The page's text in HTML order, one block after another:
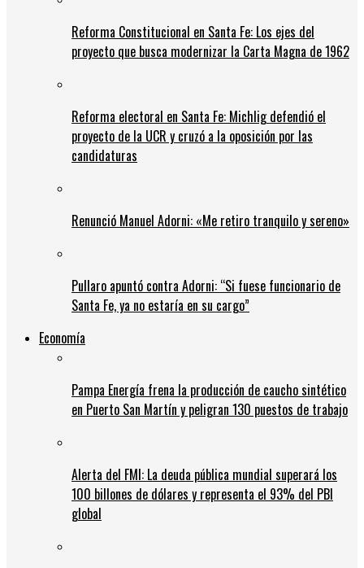
Reforma Constitucional en Santa Fe: Los ejes del
proyecto que busca modernizar la Carta Magna de 1962
Reforma electoral en Santa Fe: Michlig defendió el
proyecto de la UCR y cruzó a la oposición por las
candidaturas
Renunció Manuel Adorni: «Me retiro tranquilo y sereno»
Pullaro apuntó contra Adorni: “Si fuese funcionario de
Santa Fe, ya no estaría en su cargo”
Economía
Pampa Energía frena la producción de caucho sintético
en Puerto San Martín y peligran 130 puestos de trabajo
Alerta del FMI: La deuda pública mundial superará los
100 billones de dólares y representa el 93% del PBI
global